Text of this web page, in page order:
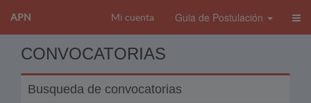
APN Mi cuenta Guia de Postulación
CONVOCATORIAS
Busqueda de convocatorias